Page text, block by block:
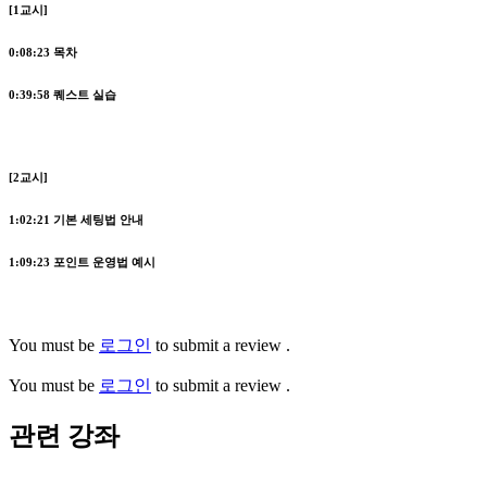
[1교시]
0:08:23 목차
0:39:58 퀘스트 실습
[2교시]
1:02:21 기본 세팅법 안내
1:09:23 포인트 운영법 예시
You must be 로그인 to submit a review .
You must be 로그인 to submit a review .
관련 강좌